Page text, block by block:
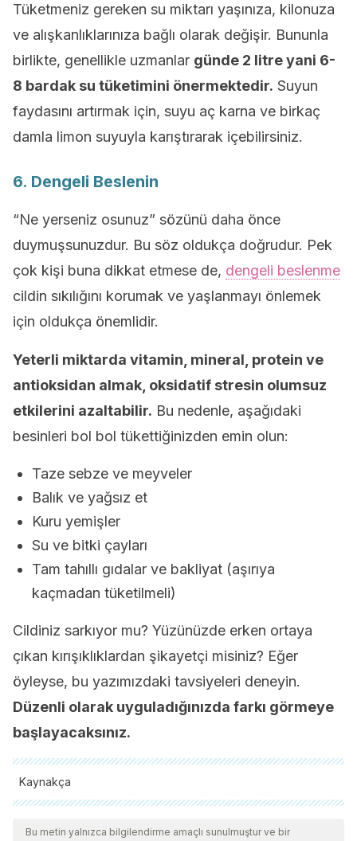
Tüketmeniz gereken su miktarı yaşınıza, kilonuza
ve alışkanlıklarınıza bağlı olarak değişir. Bununla
birlikte, genellikle uzmanlar günde 2 litre yani 6-
8 bardak su tüketimini önermektedir. Suyun
faydasını artırmak için, suyu aç karna ve birkaç
damla limon suyuyla karıştırarak içebilirsiniz.
6. Dengeli Beslenin
“Ne yerseniz osunuz” sözünü daha önce
duymuşsunuzdur. Bu söz oldukça doğrudur. Pek
çok kişi buna dikkat etmese de, dengeli beslenme
cildin sıkılığını korumak ve yaşlanmayı önlemek
için oldukça önemlidir.
Yeterli miktarda vitamin, mineral, protein ve
antioksidan almak, oksidatif stresin olumsuz
etkilerini azaltabilir. Bu nedenle, aşağıdaki
besinleri bol bol tükettiğinizden emin olun:
Taze sebze ve meyveler
Balık ve yağsız et
Kuru yemişler
Su ve bitki çayları
Tam tahıllı gıdalar ve bakliyat (aşırıya
kaçmadan tüketilmeli)
Cildiniz sarkıyor mu? Yüzünüzde erken ortaya
çıkan kırışıklıklardan şikayetçi misiniz? Eğer
öyleyse, bu yazımızdaki tavsiyeleri deneyin.
Düzenli olarak uyguladığınızda farkı görmeye
başlayacaksınız.
Kaynakça
Tüm alıntı yapılan kaynaklar, kalitelerini, güvenilirliklerini,
güncelliklerini ve geçerliliklerini sağlamak için ekibimiz
Bu metin yalnızca bilgilendirme amaçlı sunulmuştur ve bir